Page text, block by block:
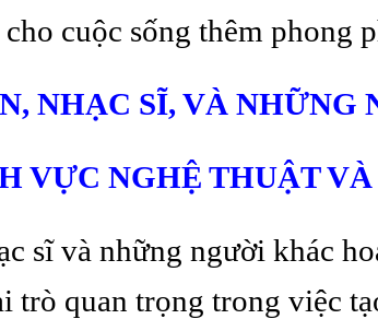
cuộc sống thêm phong
NHẠC SĨ, VÀ NHỮNG
VỰC NGHỆ THUẬT
sĩ và những người khác
quan trọng trong việc